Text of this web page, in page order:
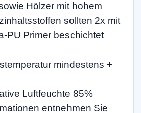
Hölzer mit hohem
sollten 2x mit
PU Primer beschichtet
mindestens +
Luftfeuchte 85%
entnehmen Sie